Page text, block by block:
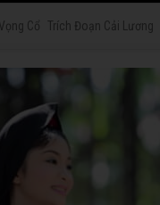
Cổ Trích Đoạn Cải Lương